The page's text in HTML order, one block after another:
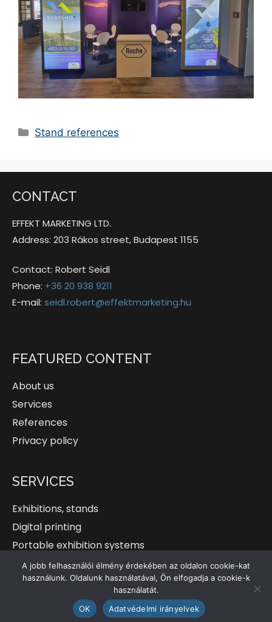
Stand references
CONTACT
EFFEKT MARKETING LTD.
Address: 203 Rákos street, Budapest 1155
Contact: Robert Seidl
Phone: +36 20 938 9211
E-mail: seidl.robert@effektmarketing.hu
FEATURED CONTENT
About us
Services
References
Privacy policy
SERVICES
Exhibitions, stands
Digital printing
Portable exhibition systems
Custom solutions
A jobb felhasználói élmény érdekében az oldalon cookie-kat
használunk. Oldalunk használatával, Ön elfogadja a cookie-k
használatát.
OK
Adatvédelmi irányelvek